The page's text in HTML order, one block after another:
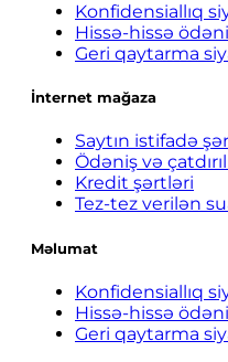
Konfidensiallıq
Hissə-hissə
Geri qaytarma
İnternet mağaza
Saytın istifadə
Ödəniş və
Kredit şərtləri
Tez-tez verilən
Məlumat
Konfidensiallıq
Hissə-hissə
Geri qaytarma